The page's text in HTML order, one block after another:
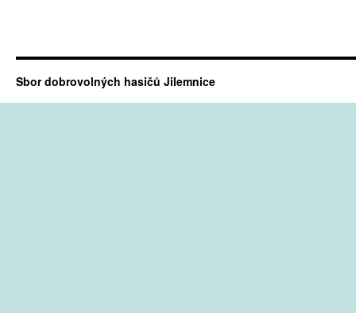
Sbor dobrovolných hasičů Jilemnice